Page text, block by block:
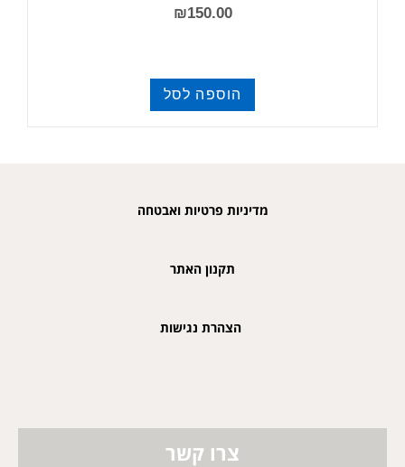
₪150.00
הוספה לסל
מדיניות פרטיות ואבטחה
תקנון האתר
הצהרת נגישות
צרו קשר